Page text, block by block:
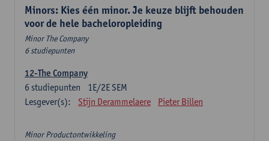
Minors: Kies één minor. Je keuze blijft behouden
voor de hele bacheloropleiding
Minor The Company
6 studiepunten
12-The Company
1E/2E SEM
6 studiepunten
Lesgever(s):
Stijn Derammelaere Pieter Billen
Minor Productontwikkeling